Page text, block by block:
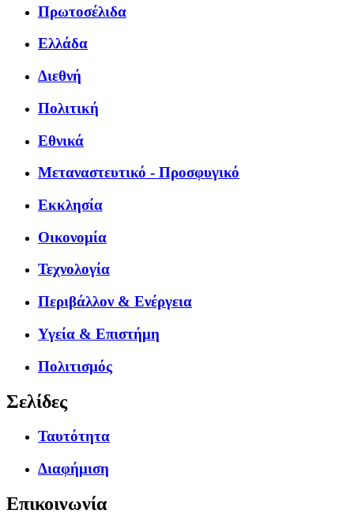
Πρωτοσέλιδα
Ελλάδα
Διεθνή
Πολιτική
Εθνικά
Μεταναστευτικό - Προσφυγικό
Εκκλησία
Οικονομία
Τεχνολογία
Περιβάλλον & Ενέργεια
Υγεία & Επιστήμη
Πολιτισμός
Σελίδες
Ταυτότητα
Διαφήμιση
Επικοινωνία